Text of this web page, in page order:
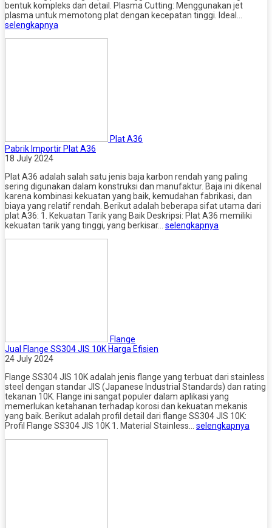
bentuk kompleks dan detail. Plasma Cutting: Menggunakan jet
plasma untuk memotong plat dengan kecepatan tinggi. Ideal…
selengkapnya
Plat A36
Pabrik Importir Plat A36
18 July 2024
Plat A36 adalah salah satu jenis baja karbon rendah yang paling
sering digunakan dalam konstruksi dan manufaktur. Baja ini dikenal
karena kombinasi kekuatan yang baik, kemudahan fabrikasi, dan
biaya yang relatif rendah. Berikut adalah beberapa sifat utama dari
plat A36: 1. Kekuatan Tarik yang Baik Deskripsi: Plat A36 memiliki
kekuatan tarik yang tinggi, yang berkisar… selengkapnya
Flange
Jual Flange SS304 JIS 10K Harga Efisien
24 July 2024
Flange SS304 JIS 10K adalah jenis flange yang terbuat dari stainless
steel dengan standar JIS (Japanese Industrial Standards) dan rating
tekanan 10K. Flange ini sangat populer dalam aplikasi yang
memerlukan ketahanan terhadap korosi dan kekuatan mekanis
yang baik. Berikut adalah profil detail dari flange SS304 JIS 10K:
Profil Flange SS304 JIS 10K 1. Material Stainless… selengkapnya